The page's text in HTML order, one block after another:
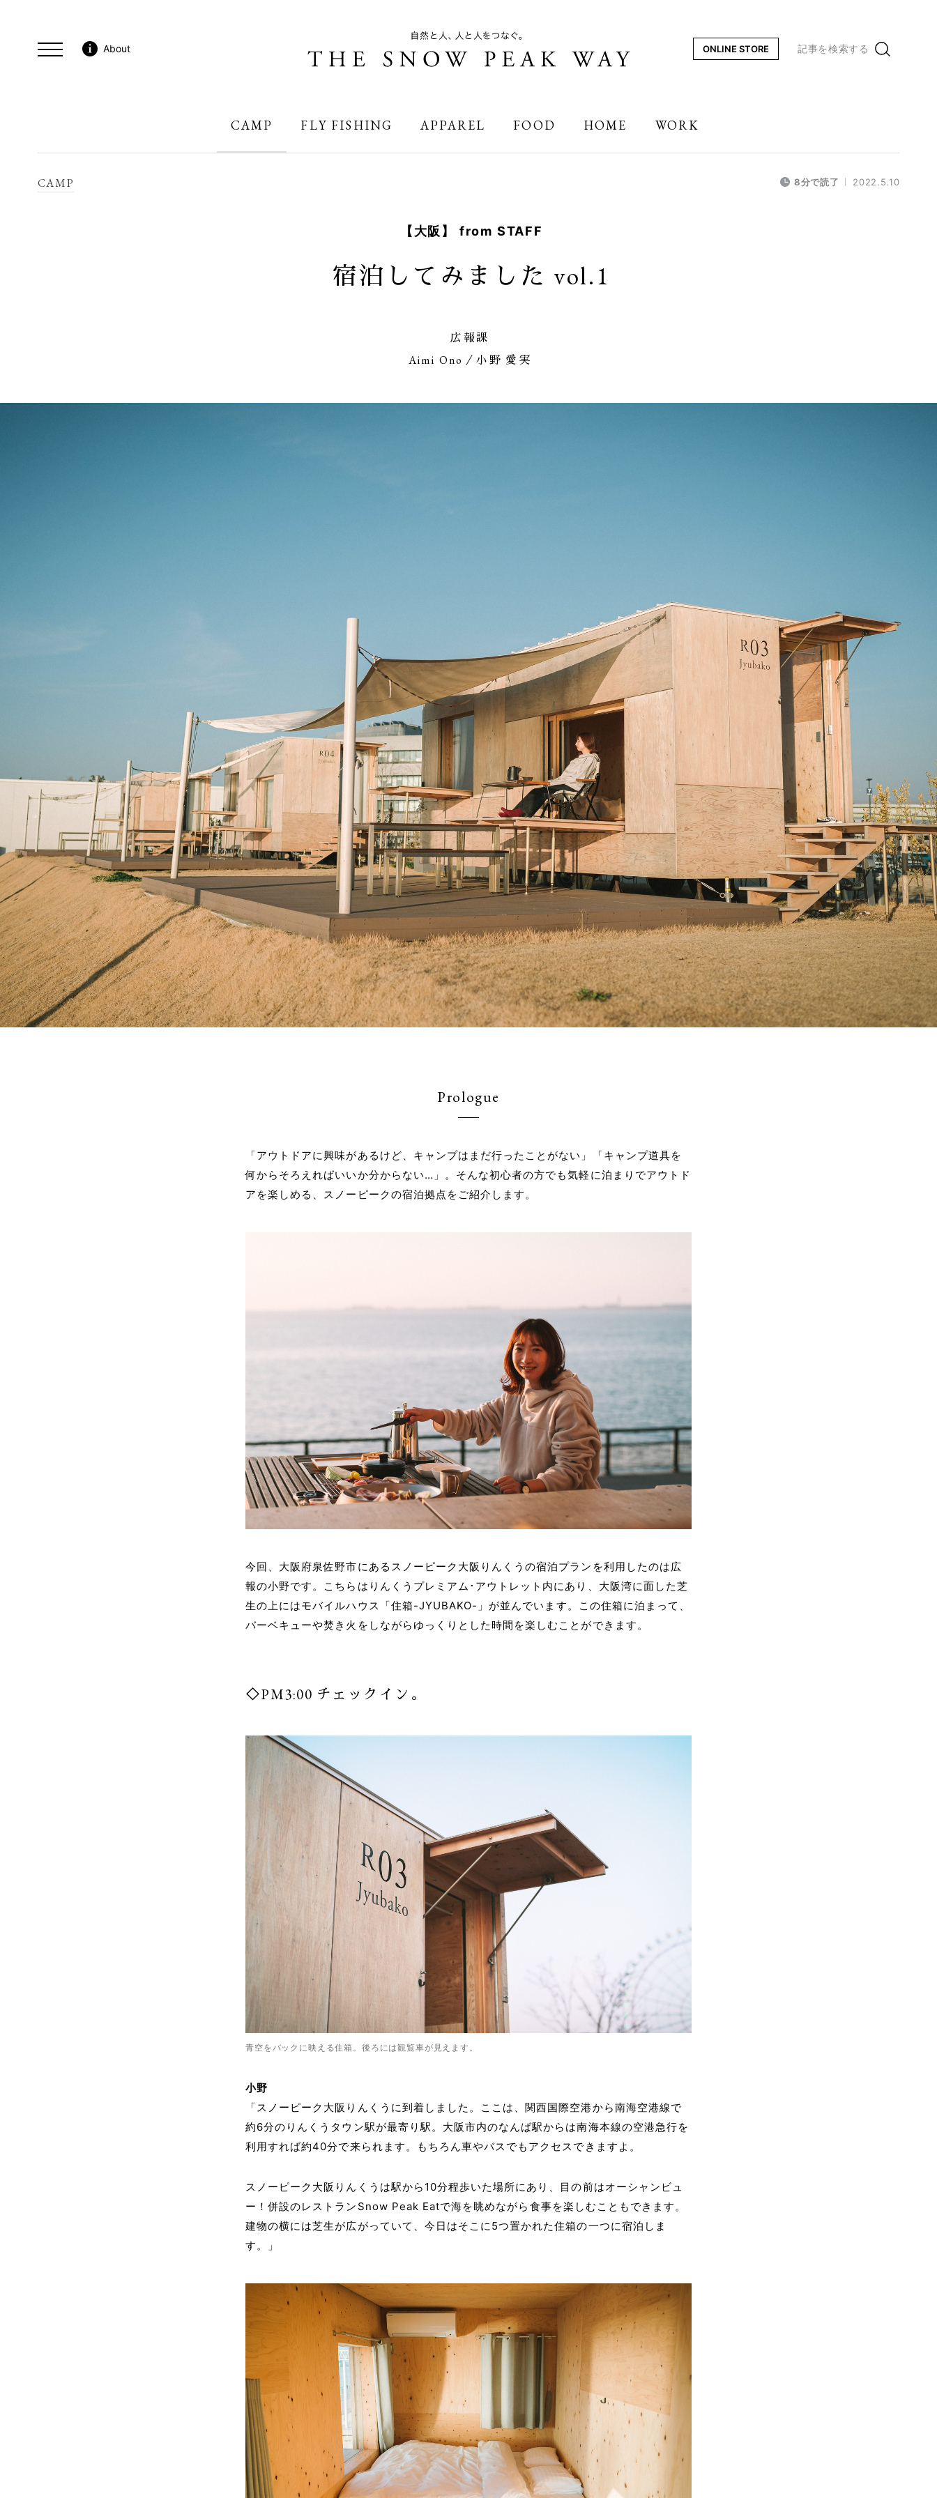
About ONLINE STORE 記事を検索する
CAMP FLY FISHING APPAREL FOOD HOME WORK
CAMP 8分で読了 2022.5.10
【大阪】 from STAFF
宿泊してみました vol.1
広報課
Aimi Ono／小野 愛実
Prologue
「アウトドアに興味があるけど、キャンプはまだ行ったことがない」「キャンプ道具を
何からそろえればいいか分からない…」。そんな初心者の方でも気軽に泊まりでアウトド
アを楽しめる、スノーピークの宿泊拠点をご紹介します。
今回、大阪府泉佐野市にあるスノーピーク大阪りんくうの宿泊プランを利用したのは広
報の小野です。こちらはりんくうプレミアム･アウトレット内にあり、大阪湾に面した芝
生の上にはモバイルハウス「住箱-JYUBAKO-」が並んでいます。この住箱に泊まって、
バーベキューや焚き火をしながらゆっくりとした時間を楽しむことができます。
◇PM3:00 チェックイン。
青空をバックに映える住箱。後ろには観覧車が見えます。
小野
「スノーピーク大阪りんくうに到着しました。ここは、関西国際空港から南海空港線で
約6分のりんくうタウン駅が最寄り駅。大阪市内のなんば駅からは南海本線の空港急行を
利用すれば約40分で来られます。もちろん車やバスでもアクセスできますよ。
スノーピーク大阪りんくうは駅から10分程歩いた場所にあり、目の前はオーシャンビュ
ー！併設のレストランSnow Peak Eatで海を眺めながら食事を楽しむこともできます。
建物の横には芝生が広がっていて、今日はそこに5つ置かれた住箱の一つに宿泊しま
す。」